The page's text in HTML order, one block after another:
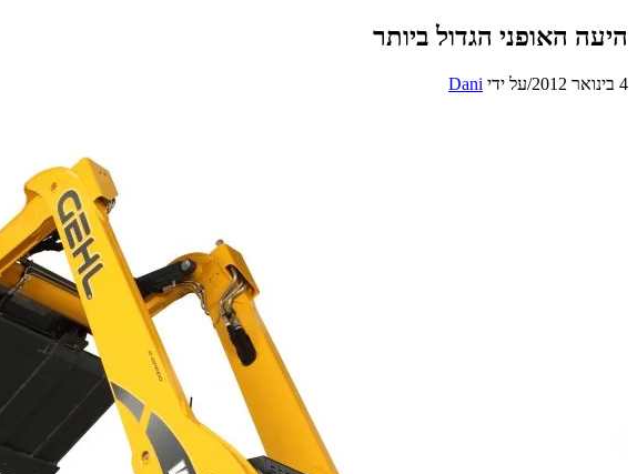
היעה האופני הגדול ביותר
4 בינואר 2012 /על ידי Dani